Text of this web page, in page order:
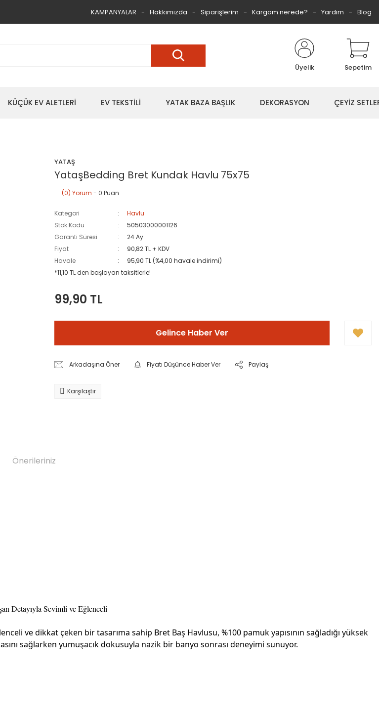
KAMPANYALAR Hakkımızda Siparişlerim Kargom nerede? Yardım Blog
Üyelik Sepetim
KÜÇÜK EV ALETLERİ EV TEKSTİLİ YATAK BAZA BAŞLIK DEKORASYON ÇEYİZ
YATAŞ
YataşBedding Bret Kundak Havlu 75x75
(0) Yorum - 0 Puan
Kategori
Havlu
Stok Kodu
50503000001126
Garanti Süresi
24 Ay
Fiyat
90,82 TL + KDV
Havale
95,90 TL (%4,00 havale indirimi)
*11,10 TL den başlayan taksitlerle!
99,90 TL
Gelince Haber Ver
Arkadaşına Öner Fiyatı Düşünce Haber Ver Paylaş
Karşılaştır
Önerileriniz
Bret - Somon/Beyaz
fast. This look-up is an indication of where stock might b
we can't guarantee it'll be there for long.
Detayıyla Sevimli ve Eğlenceli
ve dikkat çeken bir tasarıma sahip Bret Baş Havlusu, %100 pamuk yapısının sağladığı yüksek
sağlarken yumuşacık dokusuyla nazik bir banyo sonrası deneyimi sunuyor.